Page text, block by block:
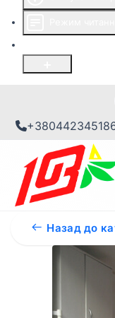
Назад до